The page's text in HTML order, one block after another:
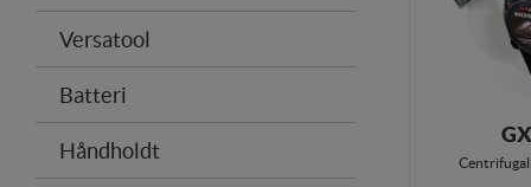
Versatool
Batteri
Håndholdt